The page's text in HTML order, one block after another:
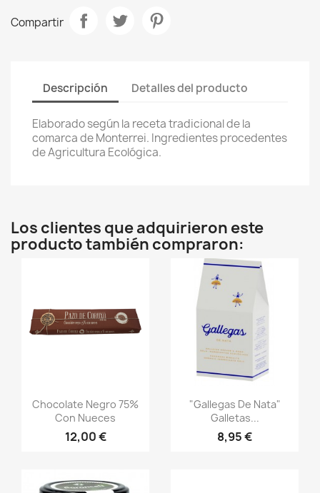
Compartir
Descripción Detalles del producto
Elaborado según la receta tradicional de la
comarca de Monterrei. Ingredientes procedentes
de Agricultura Ecológica.
Los clientes que adquirieron este
producto también compraron:
Vista rápida
Chocolate Negro 75%
Con Nueces
12,00 €
Vista rápida
"Gallegas De Nata"
Galletas...
8,95 €